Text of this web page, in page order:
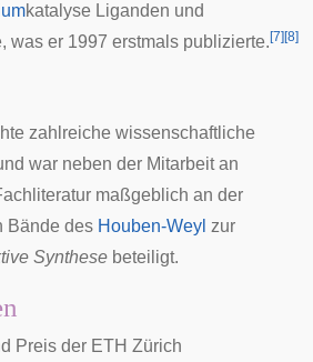
katalyse Liganden und
was er 1997 erstmals publizierte. [7] [8]
zahlreiche wissenschaftliche
war neben der Mitarbeit an
maßgeblich an der
Bände des Houben-Weyl zur
Synthese beteiligt.
Preis der ETH Zürich